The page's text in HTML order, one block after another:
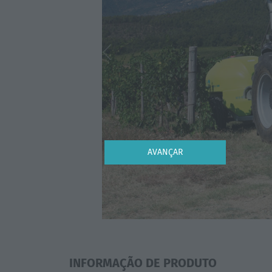
AVANÇAR
Previous
INFORMAÇÃO DE PRODUTO